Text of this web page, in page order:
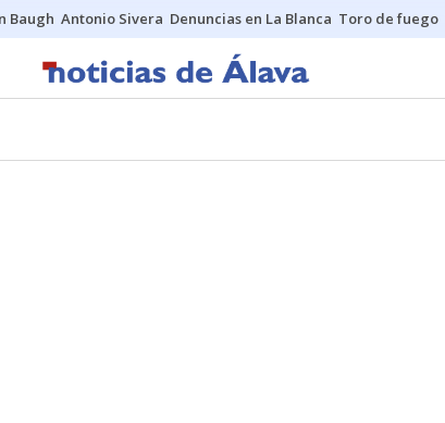
Baugh Antonio Sivera Denuncias en La Blanca Toro de fuego